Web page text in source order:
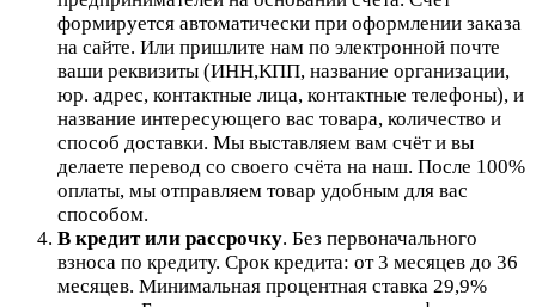
формируется автоматически при оформлении заказа
на сайте. Или пришлите нам по электронной почте
ваши реквизиты (ИНН,КПП, название организации,
юр. адрес, контактные лица, контактные телефоны), и
название интересующего вас товара, количество и
способ доставки. Мы выставляем вам счёт и вы
делаете перевод со своего счёта на наш. После 100%
оплаты, мы отправляем товар удобным для вас
способом.
В кредит или рассрочку. Без первоначального
взноса по кредиту. Срок кредита: от 3 месяцев до 36
месяцев. Минимальная процентная ставка 29,9%